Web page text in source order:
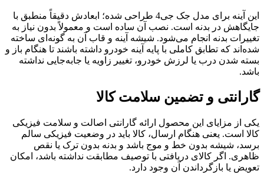
این آینه برای مدل جک جی4 طراحی شده؛ ابعادش دقیقاً منطبق با
جایگاهش در بدنه است. نصب آن ساده است و معمولاً بدون نیاز به
تغییرات بدنه انجام می‌شود. شیشه آینه و قاب آن به گونه‌ای ساخته
شده‌اند که تطابق کاملی با پایه آینه خودرو داشته باشند تا هنگام باز و
بسته شدن درب یا لرزش خودرو، تغییر زاویه یا جابه‌جایی نداشته
باشد.
گارانتی و تضمین سلامت کالا
یکی از مزایای این محصول ارائه گارانتی اصالت و سلامت فیزیکی
کالا است. یعنی هنگام ارسال، کالا باید در وضعیت فیزیکی سالم
برسد، شیشه بدون خط و موج باشد و بدنه بدون ترک یا نقص
ظاهری. اگر کالای دریافتی با توصیف مطابقت نداشته باشد، امکان
تعویض یا بازگرداندن آن وجود دارد.